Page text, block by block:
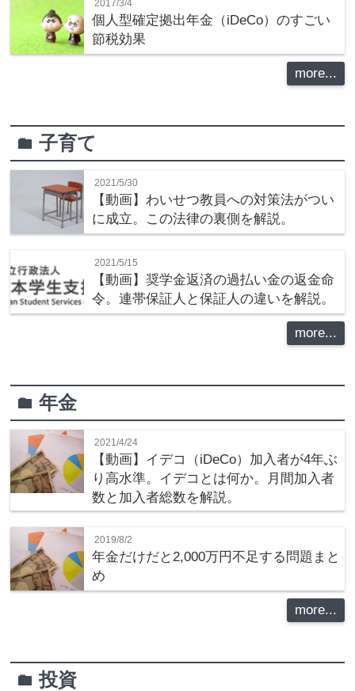
2017/3/4
個人型確定拠出年金（iDeCo）のすごい
節税効果
more...
folder子育て
2021/5/30
【動画】わいせつ教員への対策法がつい
に成立。この法律の裏側を解説。
2021/5/15
【動画】奨学金返済の過払い金の返金命
令。連帯保証人と保証人の違いを解説。
more...
folder年金
2021/4/24
【動画】イデコ（iDeCo）加入者が4年ぶ
り高水準。イデコとは何か。月間加入者
数と加入者総数を解説。
2019/8/2
年金だけだと2,000万円不足する問題まと
め
more...
folder投資